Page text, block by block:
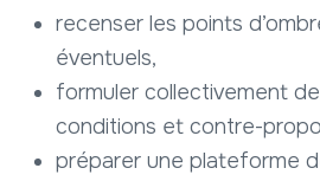
recenser les points
éventuels,
formuler collectivement
conditions et contre-
préparer une plateforme